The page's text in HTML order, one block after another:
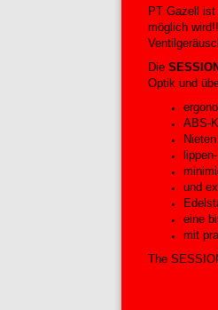
PT Gazell
möglich
Die
Optik und
ABS-
und
eine
mit
The